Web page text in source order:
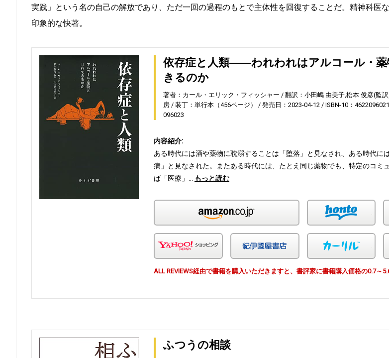
実践」という名の自己の解放であり、ただ一回の過程のもとで主体性を回復することだ。精神科医
印象的な快著。
依存症と人類――われわれはアルコール・薬
きるのか
著者：カール・エリック・フィッシャー 翻訳：小田嶋 由美子,松本 俊彦(監
房
装丁：単行本（456ページ） 発売日：2023-04-12 ISBN-10：4622096021
096023
内容紹介:
ある時代には酒や薬物に耽溺することは「堕落」と見なされ、ある時代に
病」と見なされた。またある時代には、たとえ同じ薬物でも、特定のコミ
ば「医療」…
もっと読む
Yahoo!ショッピング 紀伊国屋 カ
ALL REVIEWS経由で書籍を購入いただきますと、書評家に書籍購入価格の0.7～
ふつうの相談